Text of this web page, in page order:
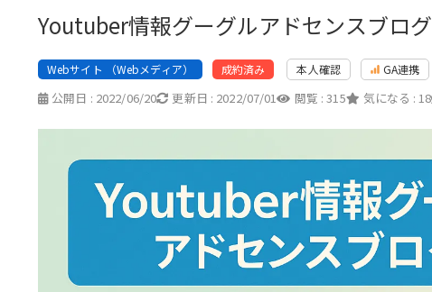
Youtuber情報グーグルアドセンスブログ
Webサイト （Webメディア） 成約済み 本人確認 GA連携
公開日 : 2022/06/20 更新日 : 2022/07/01 閲覧 :315 気になる : 18